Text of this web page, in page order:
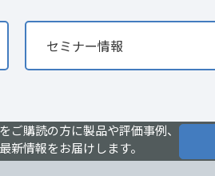
セミナー情報
ご購読の方に製品や評価事例、
新情報をお届けします。